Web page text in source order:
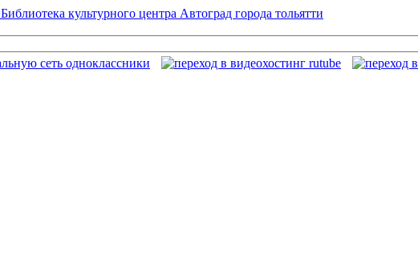
Библиотека культурного центра Автоград города тольятти